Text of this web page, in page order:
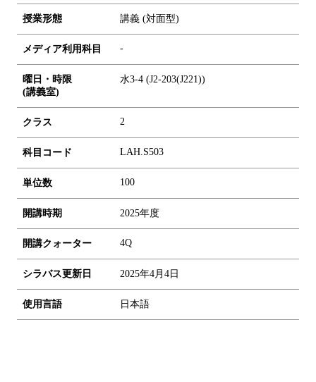
授業形態 講義 (対面型)
メディア利用科目 -
曜日・時限
(講義室)
水3-4 (J2-203(J221))
クラス 2
科目コード LAH.S503
単位数 100
開講時期 2025年度
開講クォーター 4Q
シラバス更新日 2025年4月4日
使用言語 日本語